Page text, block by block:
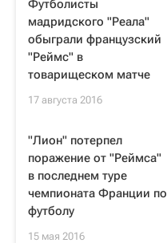
Футболисты
мадридского "Реала"
обыграли французский
"Реймс" в
товарищеском матче
17 августа 2016
"Лион" потерпел
поражение от "Реймса"
в последнем туре
чемпионата Франции по
футболу
15 мая 2016